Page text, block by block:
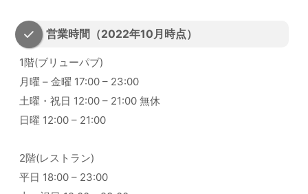
営業時間（2022年10月時点）
1階(ブリューパブ)
月曜 – 金曜 17:00 – 23:00
土曜・祝日 12:00 – 21:00 無休
日曜 12:00 – 21:00
2階(レストラン)
平日 18:00 – 23:00